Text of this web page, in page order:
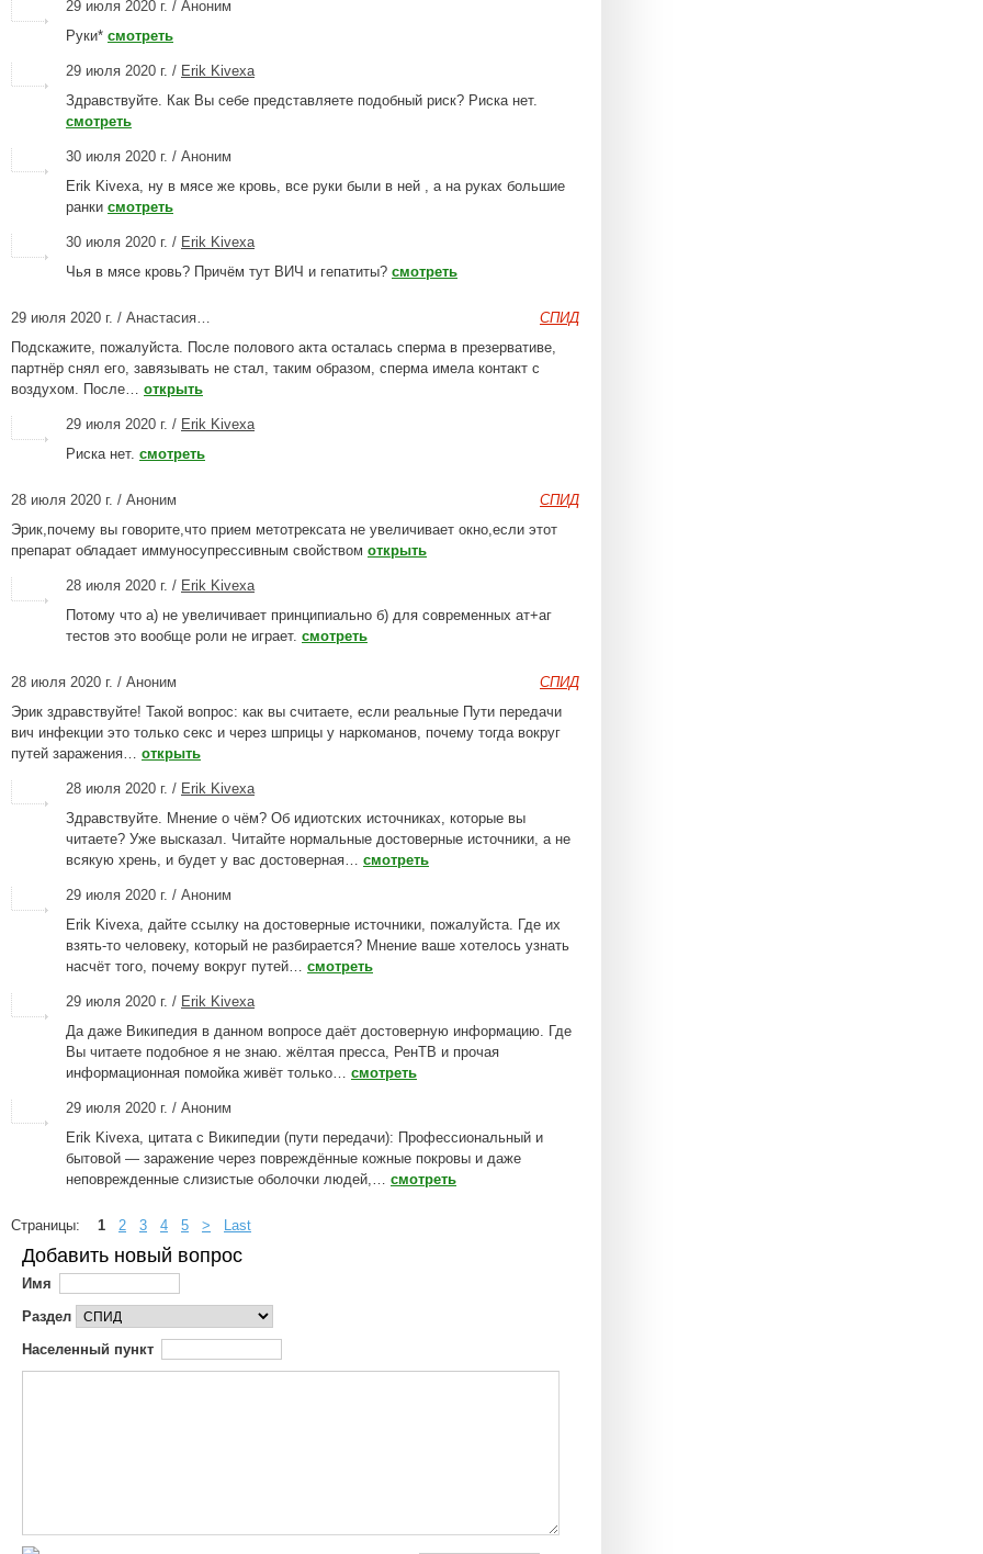
29 июля 2020 г. / Аноним
Руки* смотреть
29 июля 2020 г. / Erik Kivexa
Здравствуйте. Как Вы себе представляете подобный риск? Риска нет.
смотреть
30 июля 2020 г. / Аноним
Erik Kivexa, ну в мясе же кровь, все руки были в ней , а на руках большие
ранки смотреть
30 июля 2020 г. / Erik Kivexa
Чья в мясе кровь? Причём тут ВИЧ и гепатиты? смотреть
СПИД
29 июля 2020 г. / Анастасия…
Подскажите, пожалуйста. После полового акта осталась сперма в презервативе,
партнёр снял его, завязывать не стал, таким образом, сперма имела контакт с
воздухом. После… открыть
29 июля 2020 г. / Erik Kivexa
Риска нет. смотреть
СПИД
28 июля 2020 г. / Аноним
Эрик,почему вы говорите,что прием метотрексата не увеличивает окно,если этот
препарат обладает иммуносупрессивным свойством открыть
28 июля 2020 г. / Erik Kivexa
Потому что а) не увеличивает принципиально б) для современных ат+аг
тестов это вообще роли не играет. смотреть
СПИД
28 июля 2020 г. / Аноним
Эрик здравствуйте! Такой вопрос: как вы считаете, если реальные Пути передачи
вич инфекции это только секс и через шприцы у наркоманов, почему тогда вокруг
путей заражения… открыть
28 июля 2020 г. / Erik Kivexa
Здравствуйте. Мнение о чём? Об идиотских источниках, которые вы
читаете? Уже высказал. Читайте нормальные достоверные источники, а не
всякую хрень, и будет у вас достоверная… смотреть
29 июля 2020 г. / Аноним
Erik Kivexa, дайте ссылку на достоверные источники, пожалуйста. Где их
взять-то человеку, который не разбирается? Мнение ваше хотелось узнать
насчёт того, почему вокруг путей… смотреть
29 июля 2020 г. / Erik Kivexa
Да даже Википедия в данном вопросе даёт достоверную информацию. Где
Вы читаете подобное я не знаю. жёлтая пресса, РенТВ и прочая
информационная помойка живёт только… смотреть
29 июля 2020 г. / Аноним
Erik Kivexa, цитата с Википедии (пути передачи): Профессиональный и
бытовой — заражение через повреждённые кожные покровы и даже
неповрежденные слизистые оболочки людей,… смотреть
Страницы: 1 2 3 4 5 > Last
Добавить новый вопрос
Имя
Раздел
Населенный пункт